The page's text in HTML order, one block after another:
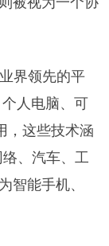
界领先的平
人电脑、可
，这些技术涵
、汽车、工
智能手机、